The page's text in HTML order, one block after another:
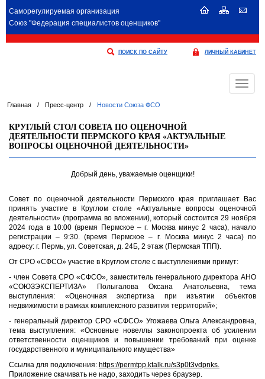
Саморегулируемая организация
Союз "Федерация специалистов оценщиков"
ПОИСК ПО САЙТУ ЛИЧНЫЙ КАБИНЕТ
Меню
Главная / Пресс-центр / Новости Союза ФСО
КРУГЛЫЙ СТОЛ СОВЕТА ПО ОЦЕНОЧНОЙ
ДЕЯТЕЛЬНОСТИ ПЕРМСКОГО КРАЯ «АКТУАЛЬНЫЕ
ВОПРОСЫ ОЦЕНОЧНОЙ ДЕЯТЕЛЬНОСТИ»
Добрый день, уважаемые оценщики!
Совет по оценочной деятельности Пермского края приглашает Вас
принять участие в Круглом столе «Актуальные вопросы оценочной
деятельности» (программа во вложении), который состоится 29 ноября
2024 года в 10:00 (время Пермское – г. Москва минус 2 часа), начало
регистрации – 9:30. (время Пермское – г. Москва минус 2 часа) по
адресу: г. Пермь, ул. Советская, д. 24Б, 2 этаж (Пермская ТПП).
От СРО «СФСО» участие в Круглом столе с выступлениями примут:
- член Совета СРО «СФСО», заместитель генерального директора АНО
«СОЮЗЭКСПЕРТИЗА» Полыгалова Оксана Анатольевна, тема
выступления: «Оценочная экспертиза при изъятии объектов
недвижимости в рамках комплексного развития территорий»;
- генеральный директор СРО «СФСО» Угожаева Ольга Александровна,
тема выступления: «Основные новеллы законопроекта об усилении
ответственности оценщиков и повышении требований при оценке
государственного и муниципального имущества»
Ссылка для подключения: https://permtpp.ktalk.ru/s3p0t3vdpnks.
Приложение скачивать не надо, заходить через браузер.